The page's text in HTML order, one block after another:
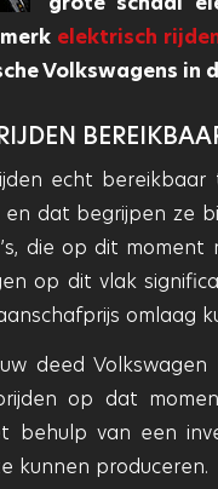
elektrisch
Volkswagens in
echt
dat begrijpen ze
die op dit
op dit vlak
omlaag
deed
op dat
behulp van een
kunnen produceren.